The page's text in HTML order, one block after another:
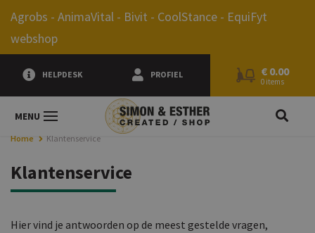
0.00
HELPDESK PROFIEL € 0.00
0 items
MENU
Agrobs - AnimaVital - Bivit - CoolStance - EquiFyt
webshop
Home Klantenservice
Klantenservice
Hier vind je antwoorden op de meest gestelde vragen,